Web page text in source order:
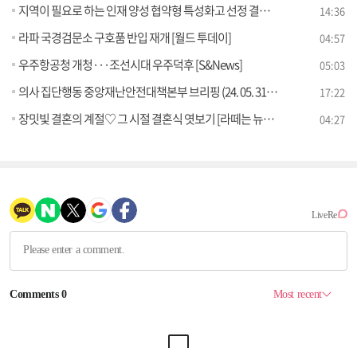
지역이 필요로 하는 인재 양성 협약형 특성화고 선정 결과는? 14:36
라파 국경검문소 구호품 반입 재개 [월드 투데이] 04:57
우주항공청 개청···조선시대 우주덕후 [S&News] 05:03
의사 집단행동 중앙재난안전대책본부 브리핑 (24. 05. 31. 11시) 17:22
장밋빛 결혼의 계절♡ 그 시절 결혼식 엿보기 [라떼는 뉴우스] 04:27